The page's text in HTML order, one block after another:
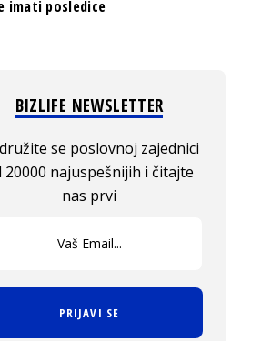
imati posledice
BIZLIFE NEWSLETTER
se poslovnoj zajednici
20000 najuspešnijih i čitajte
nas prvi
PRIJAVI SE